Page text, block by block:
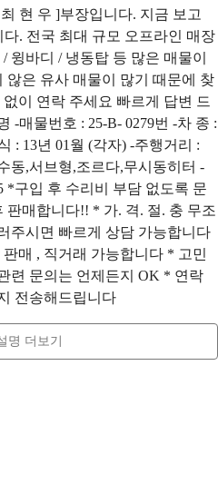
현 우 ]부장입니다. 지금 보고
. 전국 최대 규모 오프라인 매장
윙바디 / 냉동탑 등 많은 매물이
은 유사 매물이 많기 때문에 찾
이 연락 주세요 빠르게 답변 드
-매물번호 : 25-B- 0279번 -차 종 :
: 13년 01월 (각자) -주행거리 :
동,서브형,조르다,무시동히터 -
*구입 후 수리비 부담 없도록 문
판매합니다!! * 가. 격. 절. 충 무조
주시면 빠르게 상담 가능합니다
매 , 직거래 가능합니다 * 고민
련 문의는 언제든지 OK * 연락
전송해드립니다
명 더보기